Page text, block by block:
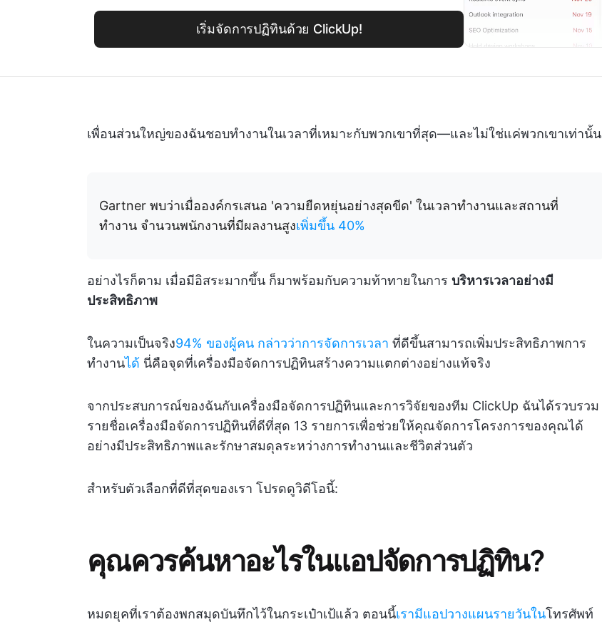
เริ่มจัดการปฏิทินด้วย ClickUp!
เพื่อนส่วนใหญ่ของฉันชอบทำงานในเวลาที่เหมาะกับพวกเขาที่สุด—และไม่ใช่แค่พวกเขาเท่านั้น
Gartner พบว่าเมื่อองค์กรเสนอ 'ความยืดหยุ่นอย่างสุดขีด' ในเวลาทำงานและสถานที่
ทำงาน จำนวนพนักงานที่มีผลงานสูงเพิ่มขึ้น 40%
อย่างไรก็ตาม เมื่อมีอิสระมากขึ้น ก็มาพร้อมกับความท้าทายในการ บริหารเวลาอย่างมี
ประสิทธิภาพ
ในความเป็นจริง94% ของผู้คน กล่าวว่าการจัดการเวลา ที่ดีขึ้นสามารถเพิ่มประสิทธิภาพการ
ทำงานได้ นี่คือจุดที่เครื่องมือจัดการปฏิทินสร้างความแตกต่างอย่างแท้จริง
จากประสบการณ์ของฉันกับเครื่องมือจัดการปฏิทินและการวิจัยของทีม ClickUp ฉันได้รวบรวม
รายชื่อเครื่องมือจัดการปฏิทินที่ดีที่สุด 13 รายการเพื่อช่วยให้คุณจัดการโครงการของคุณได้
อย่างมีประสิทธิภาพและรักษาสมดุลระหว่างการทำงานและชีวิตส่วนตัว
สำหรับตัวเลือกที่ดีที่สุดของเรา โปรดดูวิดีโอนี้:
คุณควรค้นหาอะไรในแอปจัดการปฏิทิน?
หมดยุคที่เราต้องพกสมุดบันทึกไว้ในกระเป๋าเป้แล้ว ตอนนี้เรามีแอปวางแผนรายวันในโทรศัพท์